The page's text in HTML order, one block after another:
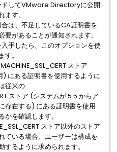
ドしてVMware Directoryに公開
す。
は、不足しているCA証明書を
があることが通知されます。
手したら、このオプションを使
。
ストア
にある証明書を使用するように
従来の
ストア (システムが 5.5 からア
存在する) にある証明書を使用
を確認します。
ストア以外のストア
ている場合、ユーザーは構成を
るように求められます。